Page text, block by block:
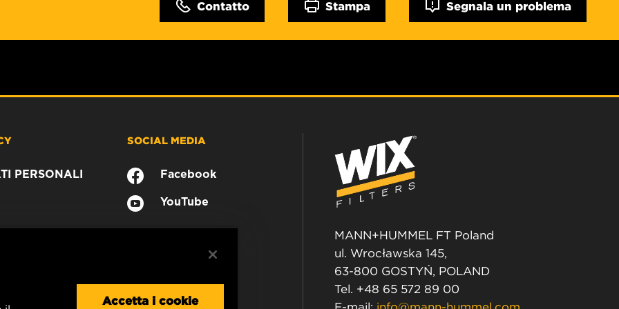
Contatto Stampa Segnala un problema
PERSONALI
SOCIAL MEDIA
Facebook
YouTube
MANN+HUMMEL FT Poland
ul. Wrocławska 145,
63-800 GOSTYŃ, POLAND
Tel. +48 65 572 89 00
Accetta i cookie